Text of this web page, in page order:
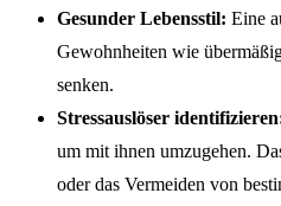
Gesunder Lebensstil: Eine
Gewohnheiten wie
senken.
Stressauslöser
um mit ihnen umzugehen.
oder das Vermeiden von